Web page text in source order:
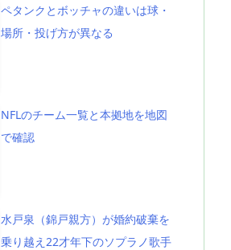
ペタンクとボッチャの違いは球・
場所・投げ方が異なる
NFLのチーム一覧と本拠地を地図
で確認
水戸泉（錦戸親方）が婚約破棄を
乗り越え22才年下のソプラノ歌手